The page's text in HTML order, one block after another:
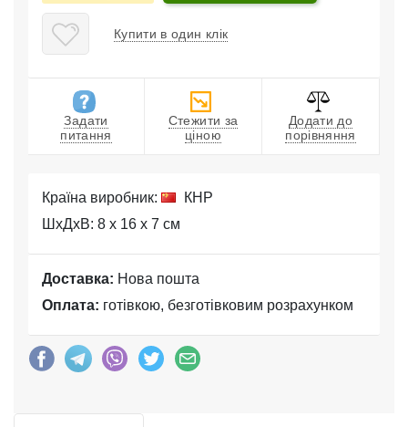
Купити в один клік
Задати
питання
Стежити за
ціною
Додати до
порівняння
Країна виробник:
КНР
ШхДхВ: 8 x 16 x 7 см
Доставка: Нова пошта
Оплата: готівкою, безготівковим розрахунком